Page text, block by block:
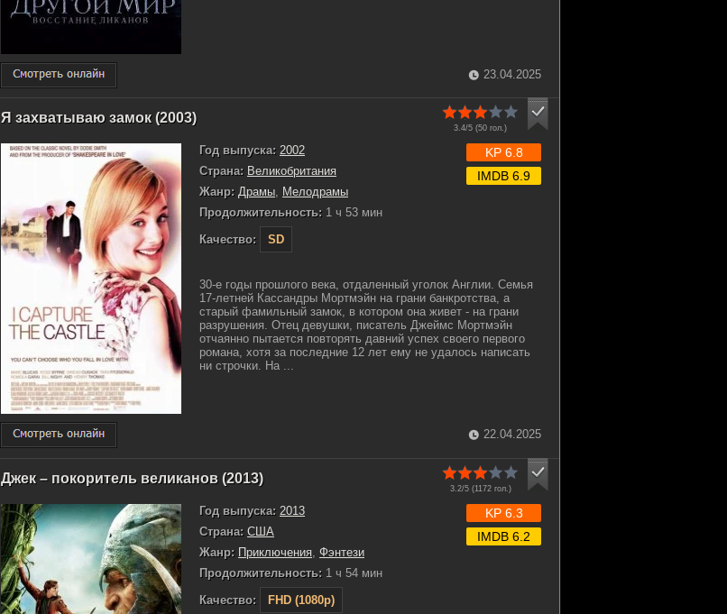
23.04.2025
Я захватываю замок (2003)
3.4/5 (50 гол.)
Год выпуска: 2002
Страна: Великобритания
Жанр: Драмы, Мелодрамы
Продолжительность: 1 ч 53 мин
Качество:
SD
KP 6.8
IMDB 6.9
30-е годы прошлого века, отдаленный уголок Англии. Семья
17-летней Кассандры Мортмэйн на грани банкротства, а
старый фамильный замок, в котором она живет - на грани
разрушения. Отец девушки, писатель Джеймс Мортмэйн
отчаянно пытается повторять давний успех своего первого
романа, хотя за последние 12 лет ему не удалось написать
ни строчки. На ...
22.04.2025
Джек – покоритель великанов (2013)
3.2/5 (1172гол.)
Год выпуска: 2013
Страна: США
Жанр: Приключения Фэнтези
Продолжительность: 1 ч 54 мин
Качество:
FHD (1080p)
KP 6.3
IMDB 6.2